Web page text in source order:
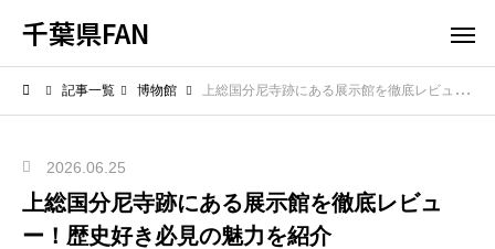
千葉県FAN
記事一覧 博物館 上総国分尼寺跡にある展示館を徹底レビュー！歴史好き必見の魅力を紹介
2026.06.25
上総国分尼寺跡にある展示館を徹底レビュ
ー！歴史好き必見の魅力を紹介